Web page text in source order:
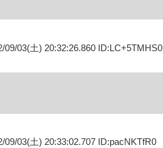
09/03(土) 20:32:26.860 ID:LC+5TMHS0
09/03(土) 20:33:02.707 ID:pacNKTfR0